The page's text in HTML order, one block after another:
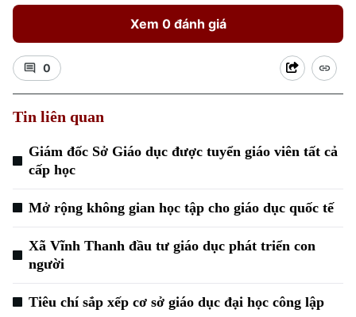
Xu hướng
Xem 0 đánh giá
0
Tin liên quan
Giám đốc Sở Giáo dục được tuyển giáo viên tất cả
cấp học
Mở rộng không gian học tập cho giáo dục quốc tế
Xã Vĩnh Thanh đầu tư giáo dục phát triển con
người
Tiêu chí sắp xếp cơ sở giáo dục đại học công lập